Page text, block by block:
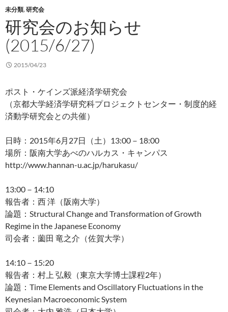
未分類,研究会
研究会のお知らせ
(2015/6/27)
2015/04/23
ポスト・ケインズ派経済学研究会
（京都大学経済学研究科プロジェクトセンター・制度的経
済動学研究会との共催）
日時：2015年6月27日（土）13:00－18:00
場所：阪南大学あべのハルカス・キャンパス
http://www.hannan-u.ac.jp/harukasu/
13:00－14:10
報告者：西 洋（阪南大学）
論題：Structural Change and Transformation of Growth
Regime in the Japanese Economy
司会者：薗田 竜之介（佐賀大学）
14:10－15:20
報告者：村上 弘毅（東京大学博士課程2年）
論題：Time Elements and Oscillatory Fluctuations in the
Keynesian Macroeconomic System